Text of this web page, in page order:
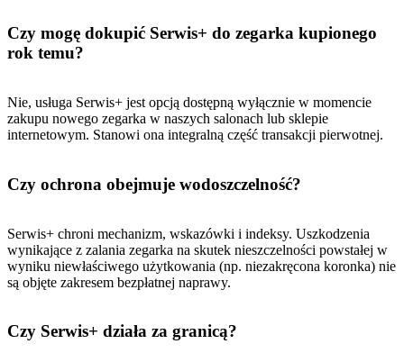
Czy mogę dokupić Serwis+ do zegarka kupionego
rok temu?
Nie, usługa Serwis+ jest opcją dostępną wyłącznie w momencie
zakupu nowego zegarka w naszych salonach lub sklepie
internetowym. Stanowi ona integralną część transakcji pierwotnej.
Czy ochrona obejmuje wodoszczelność?
Serwis+ chroni mechanizm, wskazówki i indeksy. Uszkodzenia
wynikające z zalania zegarka na skutek nieszczelności powstałej w
wyniku niewłaściwego użytkowania (np. niezakręcona koronka) nie
są objęte zakresem bezpłatnej naprawy.
Czy Serwis+ działa za granicą?